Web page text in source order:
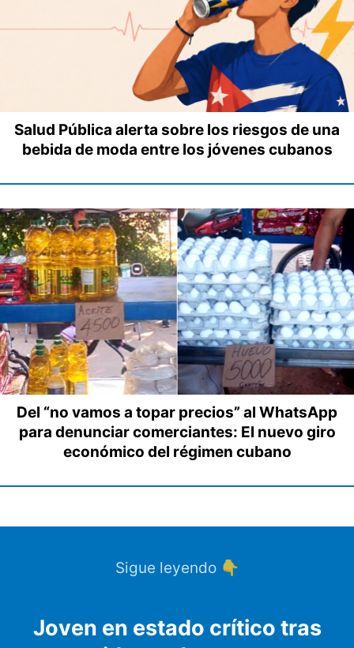
Salud Pública alerta sobre los riesgos de una
bebida de moda entre los jóvenes cubanos
Del “no vamos a topar precios” al WhatsApp
para denunciar comerciantes: El nuevo giro
económico del régimen cubano
Sigue leyendo 👇